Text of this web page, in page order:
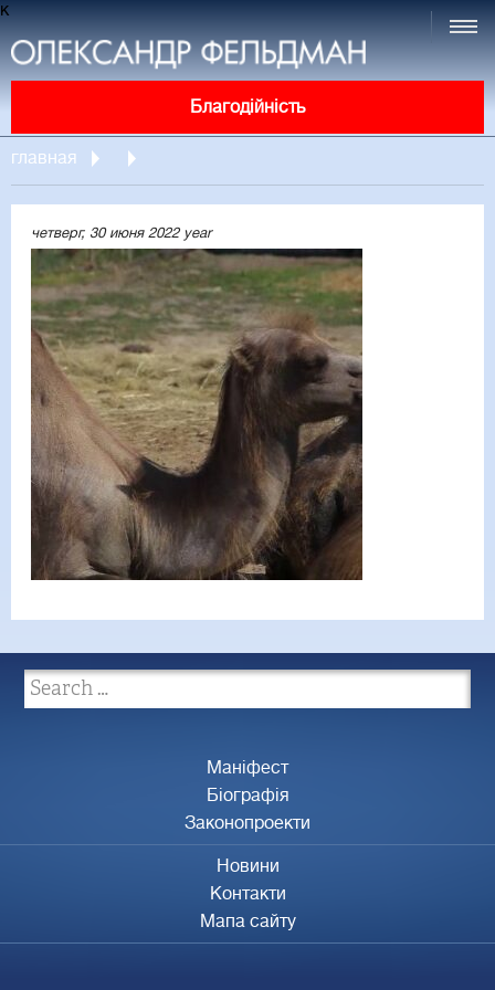
к
Благодійність
главная
четверг, 30 июня 2022 year
Маніфест
Біографія
Законопроекти
Новини
Контакти
Мапа сайту